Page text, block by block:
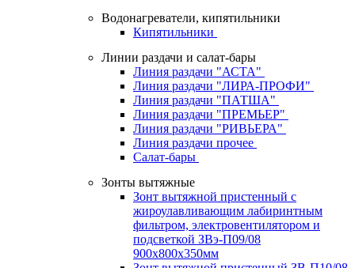
Водонагреватели, кипятильники
Кипятильники
Линии раздачи и салат-бары
Линия раздачи "АСТА"
Линия раздачи "ЛИРА-ПРОФИ"
Линия раздачи "ПАТША"
Линия раздачи "ПРЕМЬЕР"
Линия раздачи "РИВЬЕРА"
Линия раздачи прочее
Салат-бары
Зонты вытяжные
Зонт вытяжной пристенный с
жироулавливающим лабиринтным
фильтром, электровентилятором и
подсветкой ЗВэ-П09/08
900х800х350мм